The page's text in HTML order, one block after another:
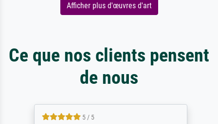
Afficher plus d'œuvres d'art
Ce que nos clients pensent
de nous
5 / 5